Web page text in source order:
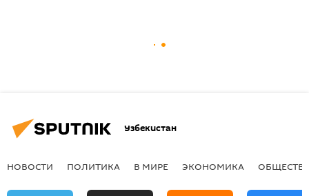
Узбекистан
НОВОСТИ ПОЛИТИКА В МИРЕ ЭКОНОМИКА